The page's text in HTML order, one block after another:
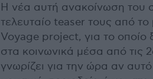
Η νέα αυτή ανακοίνωση του
τελευταίο teaser τους από
Voyage project, για το οποίο
στα κοινωνικά μέσα από τις
γνωρίζει για την ώρα αν